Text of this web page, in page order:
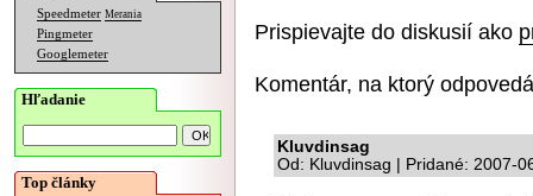
Speedmeter Merania
Pingmeter
Googlemeter
Hľadanie
Top články
Prispievajte do diskusií ako
Komentár, na ktorý
Kluvdinsag
Od: Kluvdinsag | Pridané: 2007-